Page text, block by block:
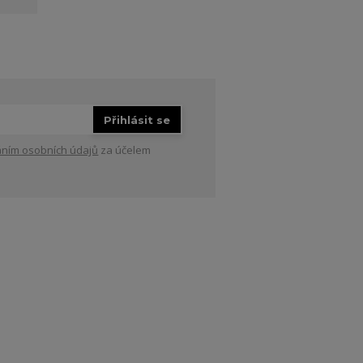
Přihlásit se
osobních údajů za účelem